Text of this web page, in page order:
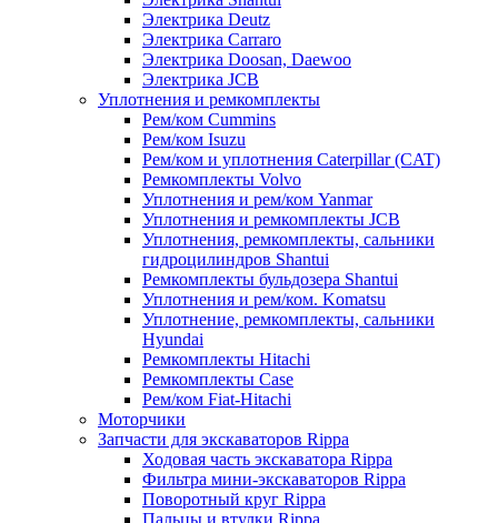
Электрика Deutz
Электрика Carraro
Электрика Doosan, Daewoo
Электрика JCB
Уплотнения и ремкомплекты
Рем/ком Cummins
Рем/ком Isuzu
Рем/ком и уплотнения Caterpillar (CAT)
Ремкомплекты Volvo
Уплотнения и рем/ком Yanmar
Уплотнения и ремкомплекты JCB
Уплотнения, ремкомплекты, сальники
гидроцилиндров Shantui
Ремкомплекты бульдозера Shantui
Уплотнения и рем/ком. Komatsu
Уплотнение, ремкомплекты, сальники
Hyundai
Ремкомплекты Hitachi
Ремкомплекты Case
Рем/ком Fiat-Hitachi
Моторчики
Запчасти для экскаваторов Rippa
Ходовая часть экскаватора Rippa
Фильтра мини-экскаваторов Rippa
Поворотный круг Rippa
Пальцы и втулки Rippa